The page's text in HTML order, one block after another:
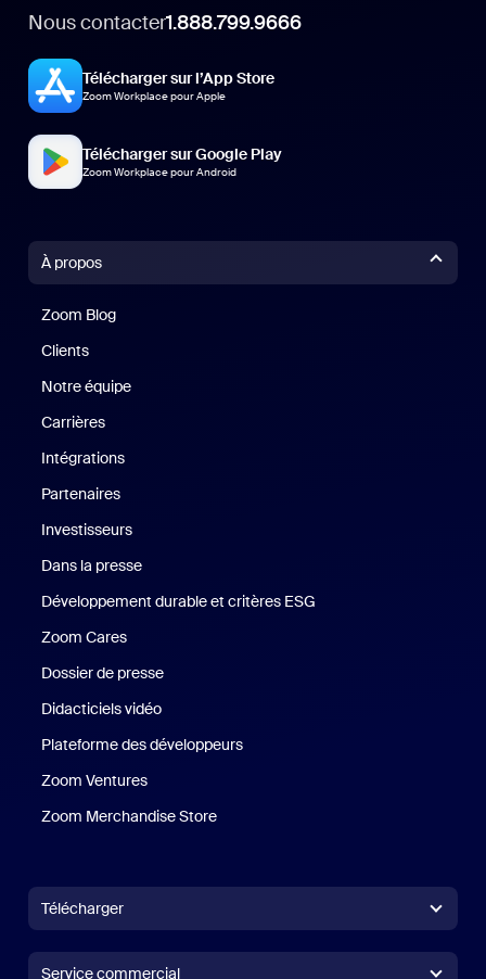
Nous contacter1.888.799.9666
Télécharger sur l’App Store
Zoom Workplace pour Apple
Télécharger sur Google Play
Zoom Workplace pour Android
À propos
Zoom Blog
Clients
Notre équipe
Carrières
Intégrations
Partenaires
Investisseurs
Dans la presse
Développement durable et critères ESG
Zoom Cares
Dossier de presse
Didacticiels vidéo
Plateforme des développeurs
Zoom Ventures
Zoom Merchandise Store
Télécharger
Service commercial